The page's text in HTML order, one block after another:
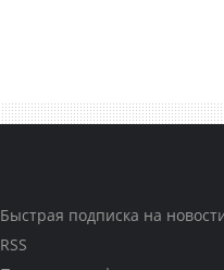
Быстрая подписка на
RSS